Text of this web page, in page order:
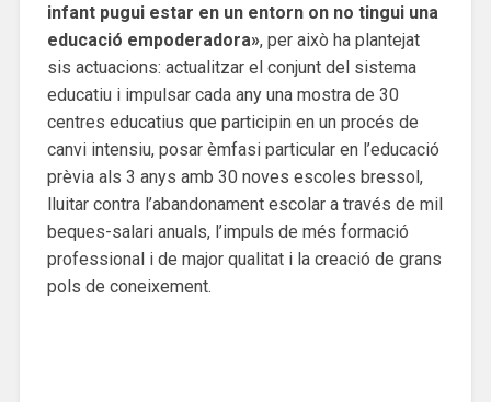
infant pugui estar en un entorn on no tingui una
educació empoderadora», per això ha plantejat
sis actuacions: actualitzar el conjunt del sistema
educatiu i impulsar cada any una mostra de 30
centres educatius que participin en un procés de
canvi intensiu, posar èmfasi particular en l’educació
prèvia als 3 anys amb 30 noves escoles bressol,
lluitar contra l’abandonament escolar a través de mil
beques-salari anuals, l’impuls de més formació
professional i de major qualitat i la creació de grans
pols de coneixement.